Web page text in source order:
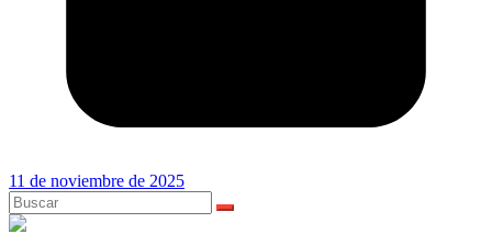
11 de noviembre de 2025